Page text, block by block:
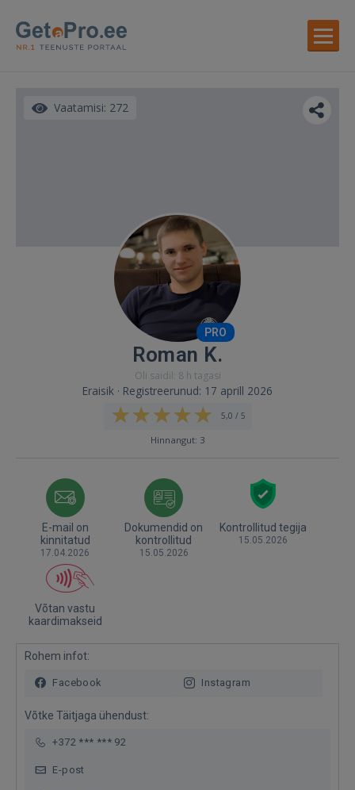
Vaatamisi: 272
PRO
Roman K.
Oli saidil: 8 h tagasi
Eraisik · Registreerunud: 17 aprill 2026
5,0 / 5
Hinnangut: 3
E-mail on
kinnitatud
17.04.2026
Dokumendid on
kontrollitud
15.05.2026
Kontrollitud tegija
15.05.2026
Võtan vastu
kaardimakseid
Rohem infot:
Facebook Instagram
Võtke Täitjaga ühendust:
+372 *** *** 92
E-post